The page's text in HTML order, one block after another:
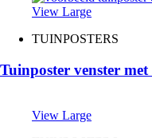
View Large
TUINPOSTERS
Tuinposter venster
View Large